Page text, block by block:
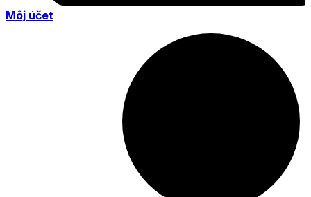
Môj účet